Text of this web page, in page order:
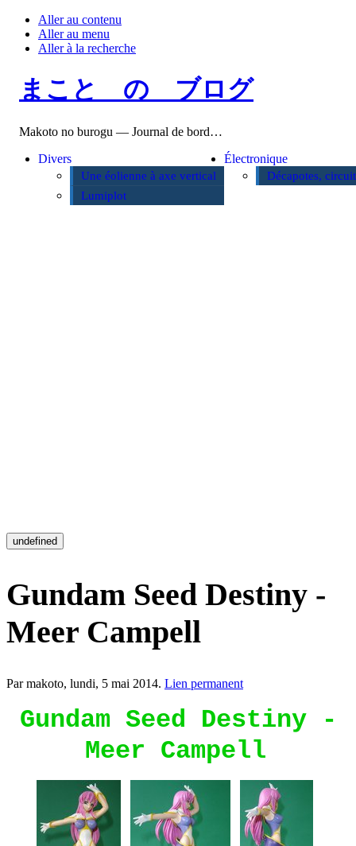
Aller au contenu
Aller au menu
Aller à la recherche
まこと の ブログ
Makoto no burogu — Journal de bord…
Divers
Une éolienne à axe vertical
Lumiplot
Électronique
Décapotes,
undefined
Gundam Seed Destiny -
Meer Campell
Par makoto, lundi, 5 mai 2014. Lien permanent
Gundam Seed Destiny -
Meer Campell